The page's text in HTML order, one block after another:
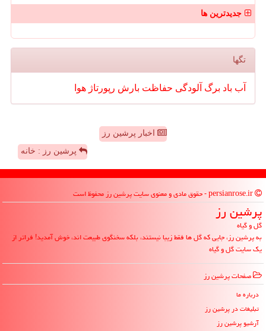
جدیدترین ها
تگها
آب باد برگ آلودگی حفاظت بارش رپورتاژ هوا
اخبار پرشین رز
پرشین رز : خانه
پرشین رز
گل و گیاه
به پرشین رز، جایی که گل ها فقط زیبا نیستند، بلکه سخنگوی طبیعت اند، خوش آمدید! فراتر از
یک سایت گل و گیاه
صفحات پرشین رز
درباره ما
تبلیغات در پرشین رز
آرشیو پرشین رز